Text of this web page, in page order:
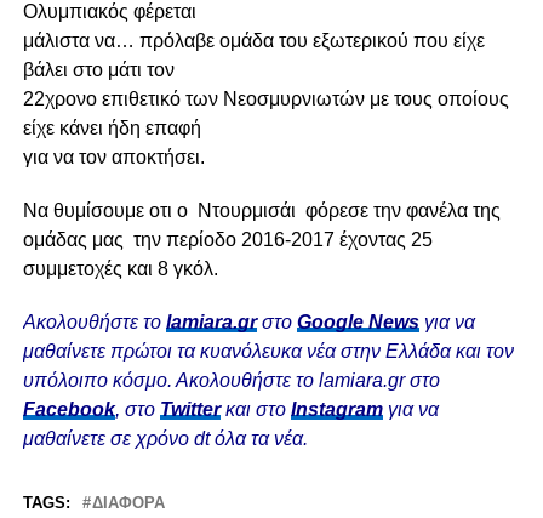
Ολυμπιακός φέρεται
μάλιστα να… πρόλαβε ομάδα του εξωτερικού που είχε
βάλει στο μάτι τον
22χρονο επιθετικό των Νεοσμυρνιωτών με τους οποίους
είχε κάνει ήδη επαφή
για να τον αποκτήσει.
Nα θυμίσουμε οτι ο Ντουρμισάι φόρεσε την φανέλα της
ομάδας μας την περίοδο 2016-2017 έχοντας 25
συμμετοχές και 8 γκόλ.
Ακολουθήστε το lamiara.grστο Google Newsγια να
μαθαίνετε πρώτοι τα κυανόλευκα νέα στην Ελλάδα και τον
υπόλοιπο κόσμο. Ακολουθήστε το lamiara.gr στο
Facebook, στο Twitterκαι στο Instagram για να
μαθαίνετε σε χρόνο dt όλα τα νέα.
TAGS: ΔΙΆΦΟΡΑ